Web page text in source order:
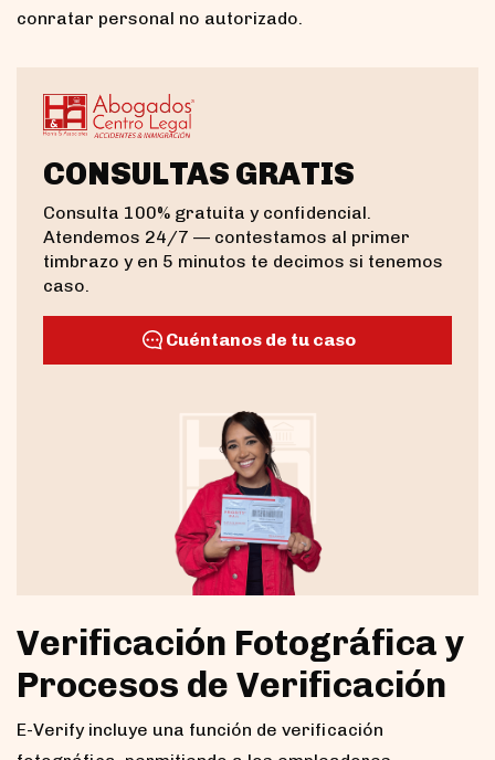
conratar personal no autorizado.
CONSULTAS GRATIS
Consulta 100% gratuita y confidencial.
Atendemos 24/7 — contestamos al primer
timbrazo y en 5 minutos te decimos si tenemos
caso.
Cuéntanos de tu caso
Verificación Fotográfica y
Procesos de Verificación
E-Verify incluye una función de verificación